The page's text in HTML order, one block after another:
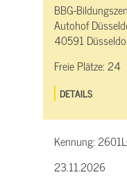
BBG-
Autohof
40591
Freie Plätze:24
DETAILS
Kennung:
23.11.2026